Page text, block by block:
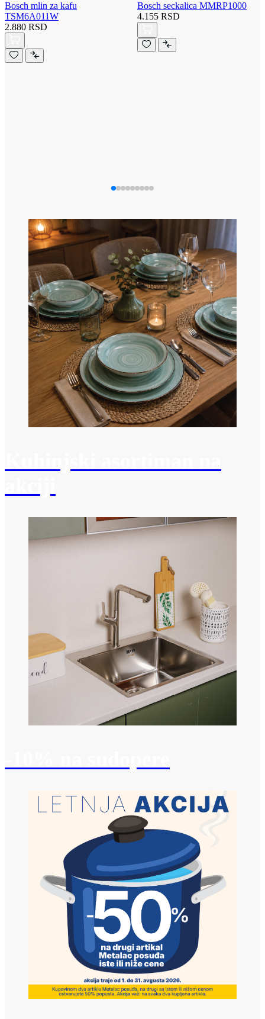
Bosch mlin za kafu
TSM6A011W
2.880 RSD
Bosch seckalica MMRP1000
4.155 RSD